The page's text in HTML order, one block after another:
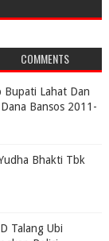
COMMENTS
Bupati Lahat Dan
Bansos 2011-
Bhakti Tbk
Talang Ubi